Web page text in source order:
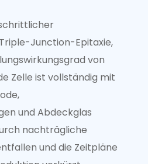
Junction-Epitaxie,
von
Zelle ist vollständig mit
und Abdeckglas
nachträgliche
und die Zeitpläne